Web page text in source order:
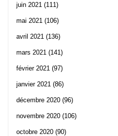
juin 2021 (111)
mai 2021 (106)
avril 2021 (136)
mars 2021 (141)
février 2021 (97)
janvier 2021 (86)
décembre 2020 (96)
novembre 2020 (106)
octobre 2020 (90)